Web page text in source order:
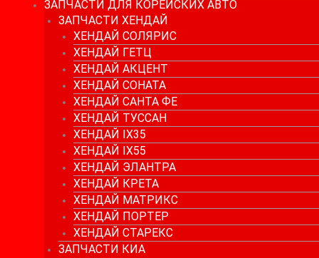
ЗАПЧАСТИ ДЛЯ КОРЕЙСКИХ АВТО
ЗАПЧАСТИ ХЕНДАЙ
ХЕНДАЙ СОЛЯРИС
ХЕНДАЙ ГЕТЦ
ХЕНДАЙ АКЦЕНТ
ХЕНДАЙ СОНАТА
ХЕНДАЙ САНТА ФЕ
ХЕНДАЙ ТУССАН
ХЕНДАЙ IX35
ХЕНДАЙ IX55
ХЕНДАЙ ЭЛАНТРА
ХЕНДАЙ КРЕТА
ХЕНДАЙ МАТРИКС
ХЕНДАЙ ПОРТЕР
ХЕНДАЙ СТАРЕКС
ЗАПЧАСТИ КИА